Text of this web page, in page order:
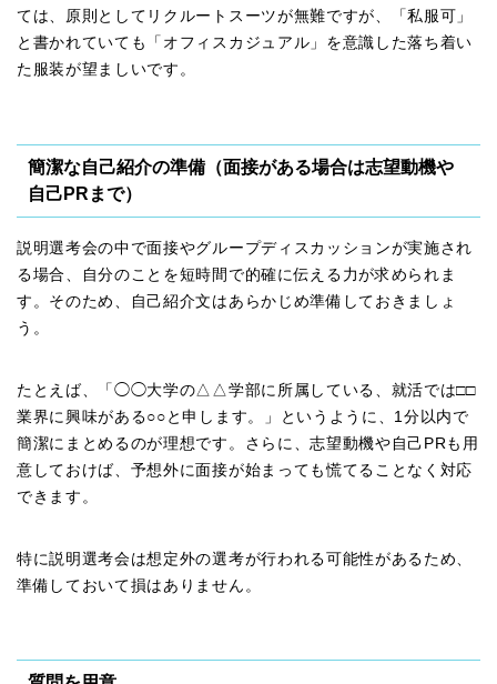
ては、原則としてリクルートスーツが無難ですが、「私服可」
と書かれていても「オフィスカジュアル」を意識した落ち着い
た服装が望ましいです。
簡潔な自己紹介の準備（面接がある場合は志望動機や
自己PRまで）
説明選考会の中で面接やグループディスカッションが実施され
る場合、自分のことを短時間で的確に伝える力が求められま
す。そのため、自己紹介文はあらかじめ準備しておきましょ
う。
たとえば、「◯◯大学の△△学部に所属している、就活では□□
業界に興味がある○○と申します。」というように、1分以内で
簡潔にまとめるのが理想です。さらに、志望動機や自己PRも用
意しておけば、予想外に面接が始まっても慌てることなく対応
できます。
特に説明選考会は想定外の選考が行われる可能性があるため、
準備しておいて損はありません。